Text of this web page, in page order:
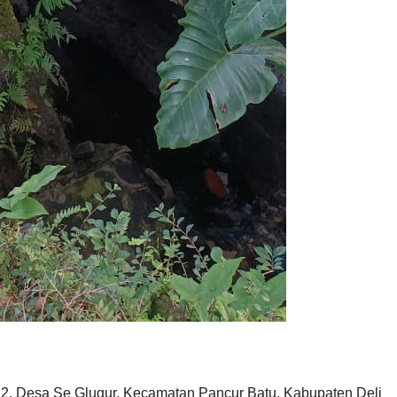
Desa Se Glugur, Kecamatan Pancur Batu, Kabupaten Deli